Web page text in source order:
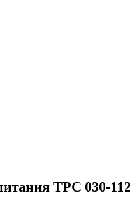
TPC 030-112